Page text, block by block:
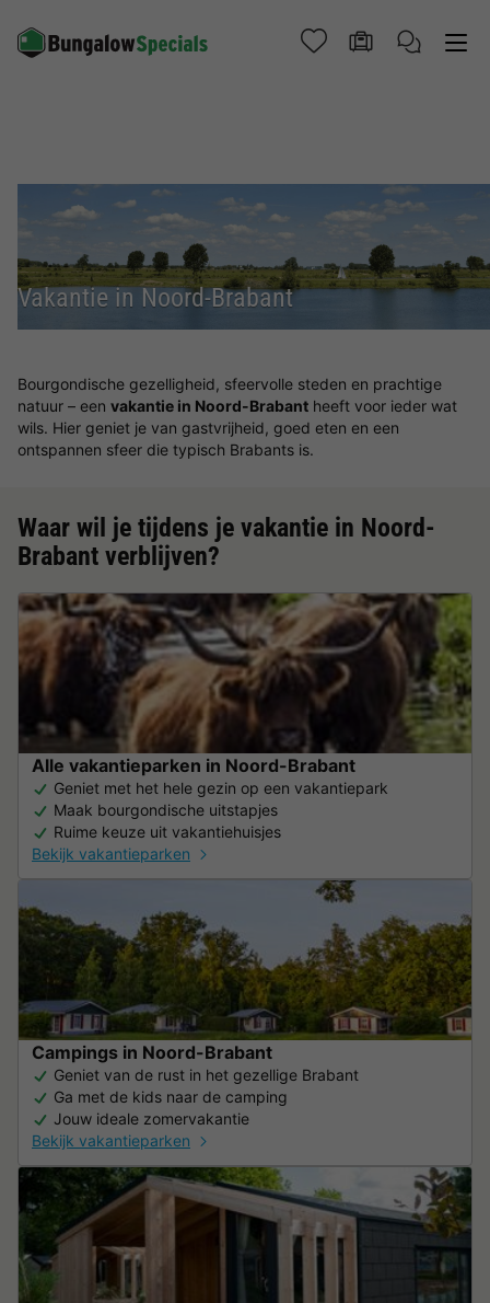
Vakantie in Noord-Brabant
Bourgondische gezelligheid, sfeervolle steden en prachtige
natuur – een vakantie in Noord-Brabant heeft voor ieder wat
wils. Hier geniet je van gastvrijheid, goed eten en een
ontspannen sfeer die typisch Brabants is.
Waar wil je tijdens je vakantie in Noord-
Brabant verblijven?
Alle vakantieparken in Noord-Brabant
Geniet met het hele gezin op een vakantiepark
Maak bourgondische uitstapjes
Ruime keuze uit vakantiehuisjes
Bekijk vakantieparken
Campings in Noord-Brabant
Geniet van de rust in het gezellige Brabant
Ga met de kids naar de camping
Jouw ideale zomervakantie
Bekijk vakantieparken